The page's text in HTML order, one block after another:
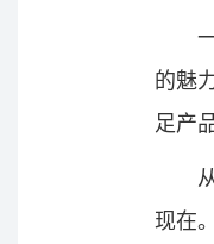
的魅
足产
现在。